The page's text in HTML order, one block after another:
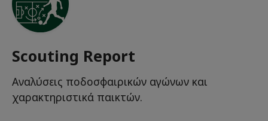
Scouting Report
Αναλύσεις ποδοσφαιρικών αγώνων και
χαρακτηριστικά παικτών.